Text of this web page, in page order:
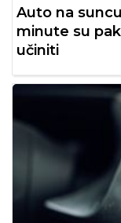
Auto na
minute su
učiniti